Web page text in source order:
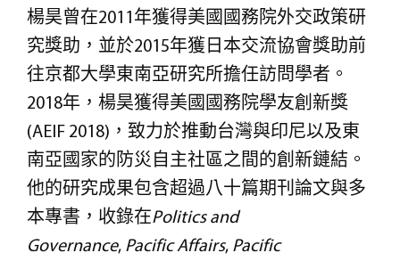
楊昊曾在2011年獲得美國國務院外交政策研
究獎助，並於2015年獲日本交流協會獎助前
往京都大學東南亞研究所擔任訪問學者。
2018年，楊昊獲得美國國務院學友創新獎
(AEIF 2018)，致力於推動台灣與印尼以及東
南亞國家的防災自主社區之間的創新鏈結。
他的研究成果包含超過八十篇期刊論文與多
本專書，收錄在Politics and
Governance, Pacific Affairs, Pacific